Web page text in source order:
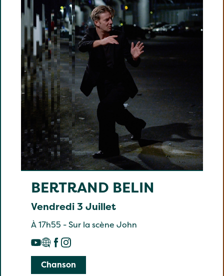
BERTRAND BELIN
Vendredi 3 Juillet
À 17h55 - Sur la scène John
Chanson